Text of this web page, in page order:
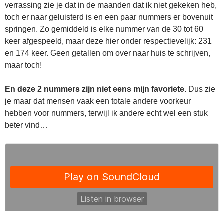
verrassing zie je dat in de maanden dat ik niet gekeken heb,
toch er naar geluisterd is en een paar nummers er bovenuit
springen. Zo gemiddeld is elke nummer van de 30 tot 60
keer afgespeeld, maar deze hier onder respectievelijk: 231
en 174 keer. Geen getallen om over naar huis te schrijven,
maar toch!
En deze 2 nummers zijn niet eens mijn favoriete. Dus zie
je maar dat mensen vaak een totale andere voorkeur
hebben voor nummers, terwijl ik andere echt wel een stuk
beter vind…